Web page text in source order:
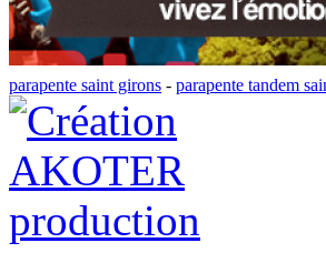
parapente saint girons - parapente tandem